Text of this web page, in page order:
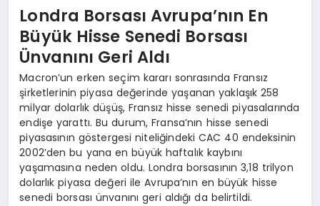
Londra Borsası Avrupa’nın En
Büyük Hisse Senedi Borsası
Ünvanını Geri Aldı
Macron’un erken seçim kararı sonrasında Fransız
şirketlerinin piyasa değerinde yaşanan yaklaşık 258
milyar dolarlık düşüş, Fransız hisse senedi piyasalarında
endişe yarattı. Bu durum, Fransa’nın hisse senedi
piyasasının göstergesi niteliğindeki CAC 40 endeksinin
2002’den bu yana en büyük haftalık kaybını
yaşamasına neden oldu. Londra borsasının 3,18 trilyon
dolarlık piyasa değeri ile Avrupa’nın en büyük hisse
senedi borsası ünvanını geri aldığı da belirtildi.